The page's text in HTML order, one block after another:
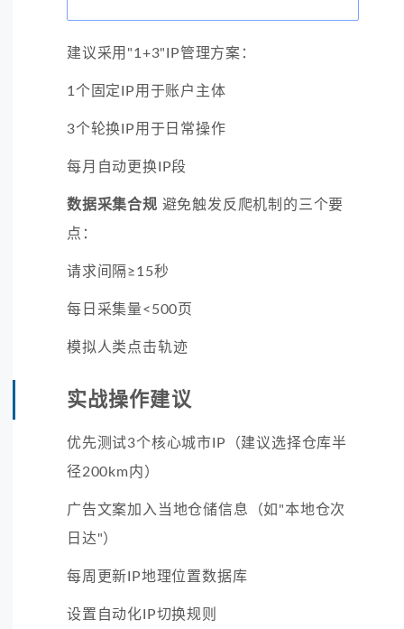
建议采用"1+3"IP管理方案：
1个固定IP用于账户主体
3个轮换IP用于日常操作
每月自动更换IP段
数据采集合规 避免触发反爬机制的三个要
点：
请求间隔≥15秒
每日采集量<500页
模拟人类点击轨迹
实战操作建议
优先测试3个核心城市IP（建议选择仓库半
径200km内）
广告文案加入当地仓储信息（如"本地仓次
日达"）
每周更新IP地理位置数据库
设置自动化IP切换规则